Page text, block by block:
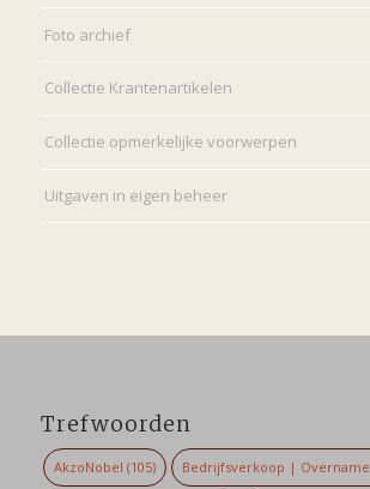
Foto archief
Collectie Krantenartikelen
Collectie opmerkelijke voorwerpen
Uitgaven in eigen beheer
Trefwoorden
AkzoNobel (105) Bedrijfsverkoop | Overname